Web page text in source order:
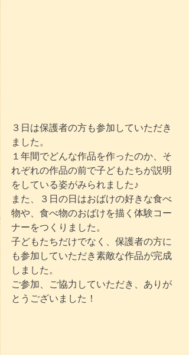
３日は保護者の方も参加していただき
ました。
１年間でどんな作品を作ったのか、そ
れぞれの作品の前で子どもたちが説明
をしている姿がみられました♪
また、３日の日はおばけの好きな食べ
物や、食べ物のおばけを描く体験コー
ナーをつくりました。
子どもたちだけでなく、保護者の方に
も参加していただき素敵な作品が完成
しました。
ご参加、ご協力していただき、ありが
とうございました！